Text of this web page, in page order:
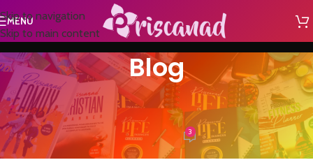
Skip to navigation
Skip to main content
MENU
Blog
NON CLASSÉ
La femme sage bâtit sa maison
EVIRadmin 3